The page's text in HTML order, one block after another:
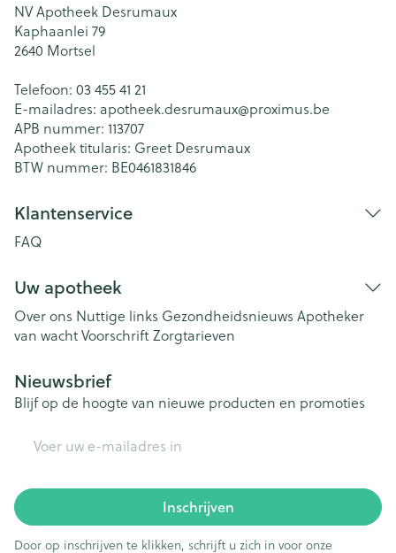
NV Apotheek Desrumaux
Kaphaanlei 79
2640 Mortsel
Telefoon: 03 455 41 21
E-mailadres: apotheek.desrumaux@proximus.be
APB nummer: 113707
Apotheek titularis: Greet Desrumaux
BTW nummer: BE0461831846
Klantenservice
FAQ
Uw apotheek
Over ons Nuttige links Gezondheidsnieuws Apotheker
van wachtVoorschriftZorgtarieven
Nieuwsbrief
Blijf op de hoogte van nieuwe producten en promoties
Inschrijven
Door op inschrijven te klikken, schrijft u zich in voor onze